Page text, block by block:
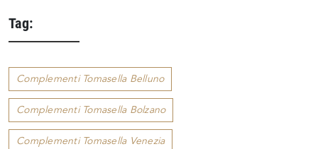
Tag:
Complementi Tomasella Belluno
Complementi Tomasella Bolzano
Complementi Tomasella Venezia